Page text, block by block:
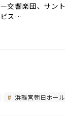
交響楽団、サ
ビス…
浜離宮朝日ホール